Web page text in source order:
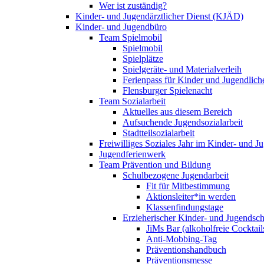
Wer ist zuständig?
Kinder- und Jugendärztlicher Dienst (KJÄD)
Kinder- und Jugendbüro
Team Spielmobil
Spielmobil
Spielplätze
Spielgeräte- und Materialverleih
Ferienpass für Kinder und
Flensburger Spielenacht
Team Sozialarbeit
Aktuelles aus diesem Bereich
Aufsuchende Jugendsozialarbeit
Stadtteilsozialarbeit
Freiwilliges Soziales Jahr im Kinder- und
Jugendferienwerk
Team Prävention und Bildung
Schulbezogene Jugendarbeit
Fit für Mitbestimmung
Aktionsleiter*in werden
Klassenfindungstage
Erzieherischer Kinder- und
JiMs Bar (alkoholfreie
Anti-Mobbing-Tag
Präventionshandbuch
Präventionsmesse